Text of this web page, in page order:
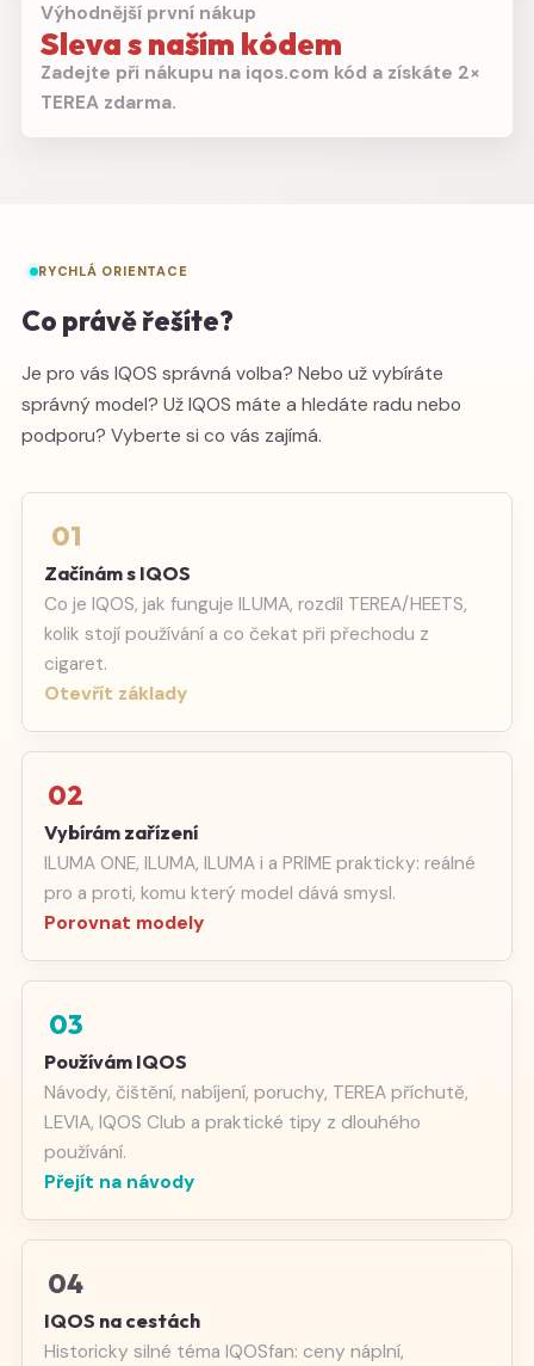
Výhodnější první nákup
Sleva s naším kódem
Zadejte při nákupu na iqos.com kód a získáte 2×
TEREA zdarma.
RYCHLÁ ORIENTACE
Co právě řešíte?
Je pro vás IQOS správná volba? Nebo už vybíráte
správný model? Už IQOS máte a hledáte radu nebo
podporu? Vyberte si co vás zajímá.
01
Začínám s IQOS
Co je IQOS, jak funguje ILUMA, rozdíl TEREA/HEETS,
kolik stojí používání a co čekat při přechodu z
cigaret.
Otevřít základy
02
Vybírám zařízení
ILUMA ONE, ILUMA, ILUMA i a PRIME prakticky: reálné
pro a proti, komu který model dává smysl.
Porovnat modely
03
Používám IQOS
Návody, čištění, nabíjení, poruchy, TEREA příchutě,
LEVIA, IQOS Club a praktické tipy z dlouhého
používání.
Přejít na návody
04
IQOS na cestách
Historicky silné téma IQOSfan: ceny náplní,